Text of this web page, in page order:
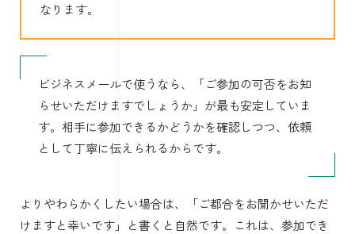
なります。
ビジネスメールで使うなら、「ご参加の可否をお知
らせいただけますでしょうか」が最も安定していま
す。相手に参加できるかどうかを確認しつつ、依頼
として丁寧に伝えられるからです。
よりやわらかくしたい場合は、「ご都合をお聞かせいただ
けますと幸いです」と書くと自然です。これは、参加でき